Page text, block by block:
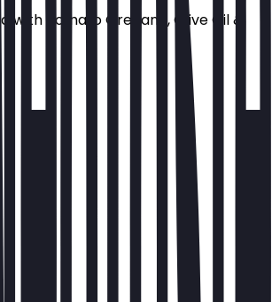
with Tomato Oregano, Olive Oil &